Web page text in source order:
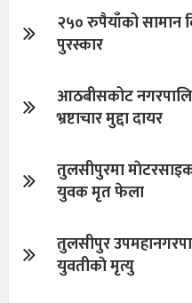
२५० रुपैयाँको सामान
पुरस्कार
आठबीसकोट
भ्रष्टाचार मुद्दा दायर
तुलसीपुरमा
युवक मृत फेला
तुलसीपुर
युवतीकाे मृत्यु